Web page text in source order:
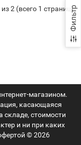
Фильтр
2 (всего 1 страниц)
магазином.
касающаяся
складе, стоимости
и ни при каких
© 2026